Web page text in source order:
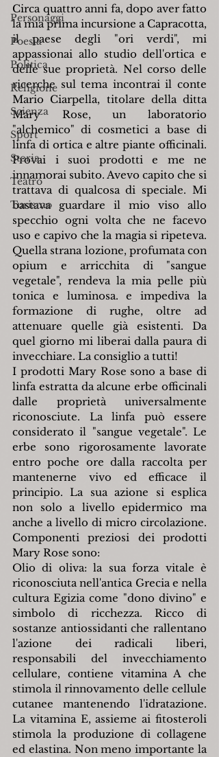
Personaggi
Poesia
Politica
Religione
Scienza
Sport
Storia
Teatro
Turismo
Circa quattro anni fa, dopo aver fatto
la mia prima incursione a Capracotta,
il paese degli "ori verdi", mi
appassionai allo studio dell'ortica e
delle sue proprietà. Nel corso delle
ricerche sul tema incontrai il conte
Mario Ciarpella, titolare della ditta
Mary Rose, un laboratorio
"alchemico" di cosmetici a base di
linfa di ortica e altre piante officinali.
Provai i suoi prodotti e me ne
innamorai subito. Avevo capito che si
trattava di qualcosa di speciale. Mi
bastava guardare il mio viso allo
specchio ogni volta che ne facevo
uso e capivo che la magia si ripeteva.
Quella strana lozione, profumata con
opium e arricchita di "sangue
vegetale", rendeva la mia pelle più
tonica e luminosa. e impediva la
formazione di rughe, oltre ad
attenuare quelle già esistenti. Da
quel giorno mi liberai dalla paura di
invecchiare. La consiglio a tutti!
I prodotti Mary Rose sono a base di
linfa estratta da alcune erbe officinali
dalle proprietà universalmente
riconosciute. La linfa può essere
considerato il "sangue vegetale". Le
erbe sono rigorosamente lavorate
entro poche ore dalla raccolta per
mantenerne vivo ed efficace il
principio. La sua azione si esplica
non solo a livello epidermico ma
anche a livello di micro circolazione.
Componenti preziosi dei prodotti
Mary Rose sono:
Olio di oliva: la sua forza vitale è
riconosciuta nell'antica Grecia e nella
cultura Egizia come "dono divino" e
simbolo di ricchezza. Ricco di
sostanze antiossidanti che rallentano
l'azione dei radicali liberi,
responsabili del invecchiamento
cellulare, contiene vitamina A che
stimola il rinnovamento delle cellule
cutanee mantenendo l'idratazione.
La vitamina E, assieme ai fitosteroli
stimola la produzione di collagene
ed elastina. Non meno importante la